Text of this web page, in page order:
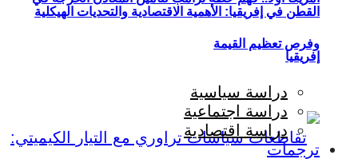
إفريقيا
القطن في إفريقيا: الأهمية الاقتصادية والتحديات الهيكلية
وفرص تعظيم القيمة
دراسة سياسية
دراسة اجتماعية
دراسة اقتصادية
ترجمات